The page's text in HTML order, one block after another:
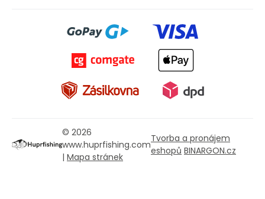
© 2026
www.huprfishing.com
| Mapa stránek
Tvorba a pronájem
eshopů BINARGON.cz